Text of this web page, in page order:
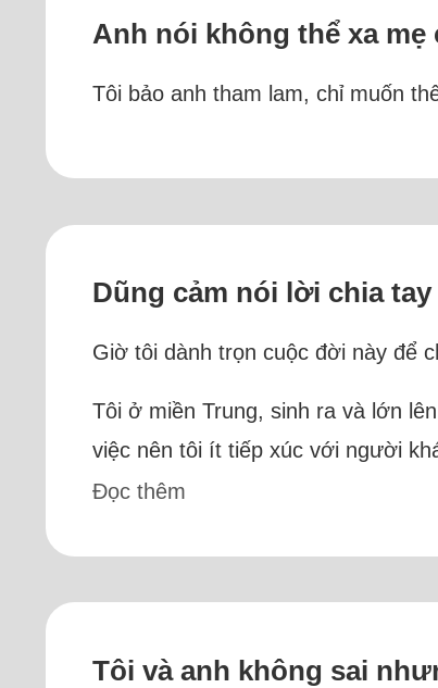
Anh nói không thể xa
Tôi bảo anh tham lam, chỉ muốn
Dũng cảm nói lời chia
Giờ tôi dành trọn cuộc đời này để
Tôi ở miền Trung, sinh ra và lớn
việc nên tôi ít tiếp xúc với người
Đọc thêm
Tôi và anh không sai